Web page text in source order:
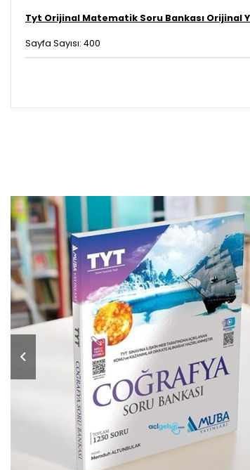
Tyt Orijinal Matematik Soru Bankası Orijinal
Sayfa Sayısı: 400